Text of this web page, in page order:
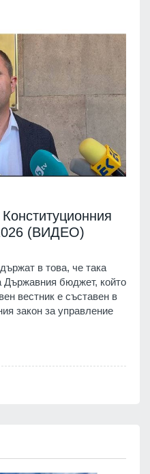
(ВИДЕО)
в това, че така
Държавния бюджет, който
вестник е съставен в
закон за управление